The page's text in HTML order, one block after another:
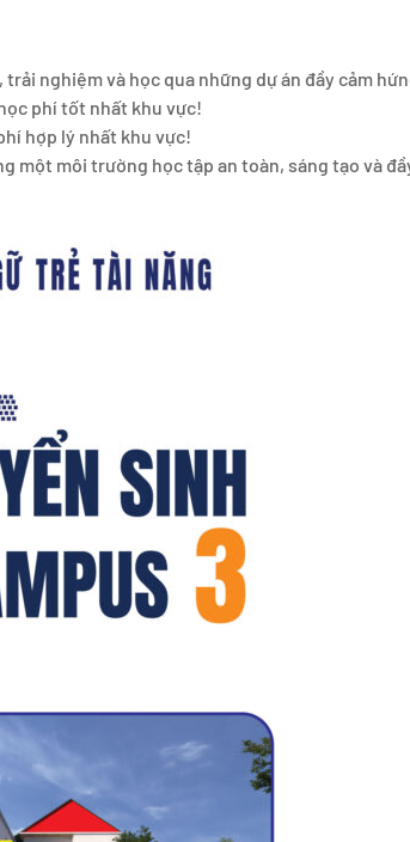
nghiệm và học qua những dự án đầy cảm
phí tốt nhất khu vực!
hợp lý nhất khu vực!
một môi trường học tập an toàn, sáng tạo và